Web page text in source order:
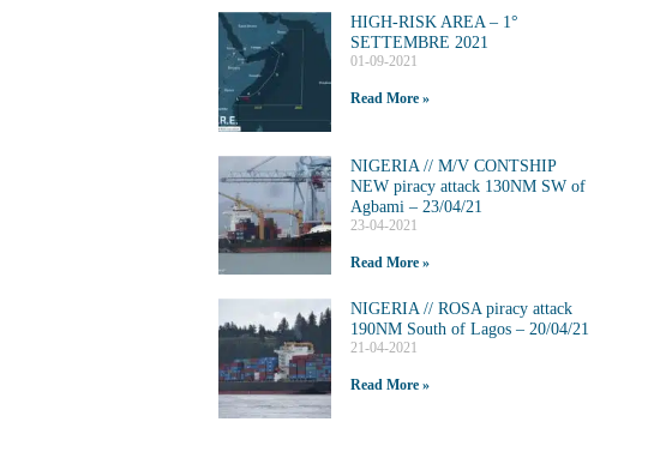
HIGH-RISK AREA – 1°
SETTEMBRE 2021
01-09-2021
Read More »
NIGERIA // M/V CONTSHIP
NEW piracy attack 130NM SW of
Agbami – 23/04/21
23-04-2021
Read More »
NIGERIA // ROSA piracy attack
190NM South of Lagos – 20/04/21
21-04-2021
Read More »